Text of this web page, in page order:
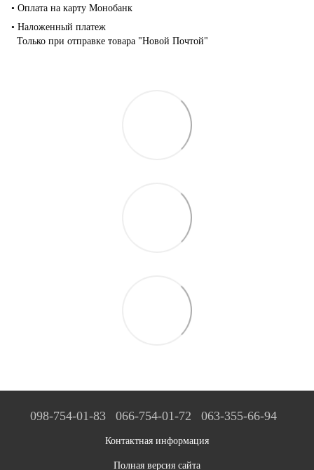
• Оплата на карту Монобанк
• Наложенный платеж
Только при отправке товара "Новой Почтой"
098-754-01-83 066-754-01-72 063-355-66-94
Контактная информация
Полная версия сайта